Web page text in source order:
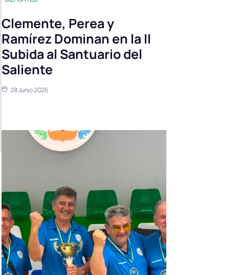
Clemente, Perea y
Ramírez Dominan en la II
Subida al Santuario del
Saliente
28 Junio 2026